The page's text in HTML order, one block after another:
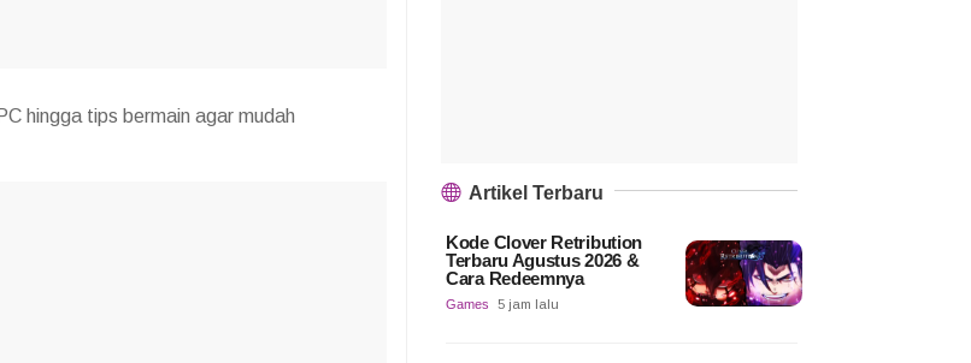
hingga tips bermain agar mudah
Artikel Terbaru
Kode Clover Retribution
Terbaru Agustus 2026 &
Cara Redeemnya
Games 5 jam lalu